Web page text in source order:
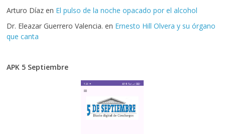
Arturo Díaz en El pulso de la noche opacado por el alcohol
Dr. Eleazar Guerrero Valencia. en Ernesto Hill Olvera y su órgano
que canta
APK 5 Septiembre